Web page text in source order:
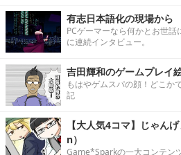
有志日本語化の現場から
PCゲーマーなら何かとお世
に連続インタビュー。
吉田輝和のゲームプレイ
もはやゲムスパの顔！どこか
記
【大人気4コマ】じゃん
n）
Game*Sparkの一大コンテン